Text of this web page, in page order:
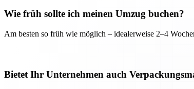
Wie früh sollte ich meinen Umzug buchen?
Am besten so früh wie möglich – idealerweise 2–4
Bietet Ihr Unternehmen auch